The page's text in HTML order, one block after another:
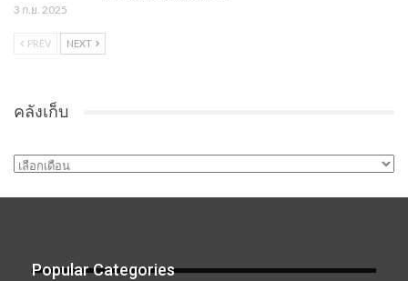
3 ก.ย. 2025
PREV NEXT
คลังเก็บ
คลัง
Popular Categories